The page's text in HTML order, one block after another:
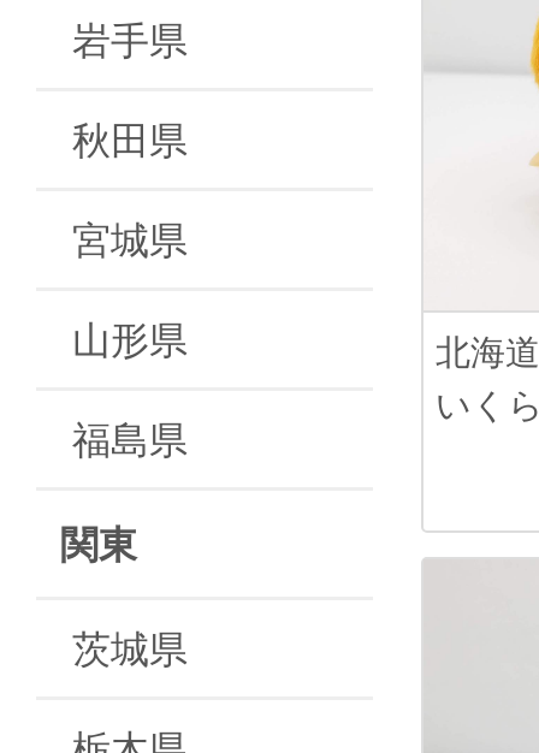
岩手県
秋田県
宮城県
山形県
福島県
関東
茨城県
北海道
いく